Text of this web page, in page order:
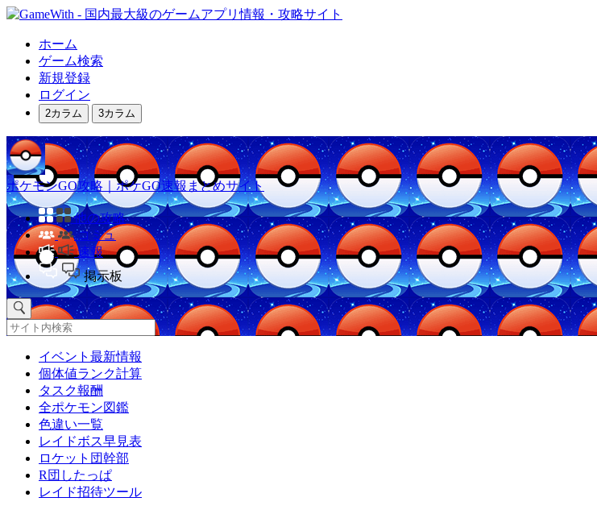
ホーム
ゲーム検索
新規登録
ログイン
2カラム 3カラム
ポケモンGO攻略｜ポケGO速報まとめサイト
他の攻略
コミュ
速報
掲示板
イベント最新情報
個体値ランク計算
タスク報酬
全ポケモン図鑑
色違い一覧
レイドボス早見表
ロケット団幹部
R団したっぱ
レイド招待ツール